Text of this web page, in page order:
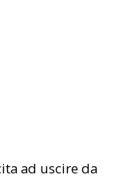
ad uscire da